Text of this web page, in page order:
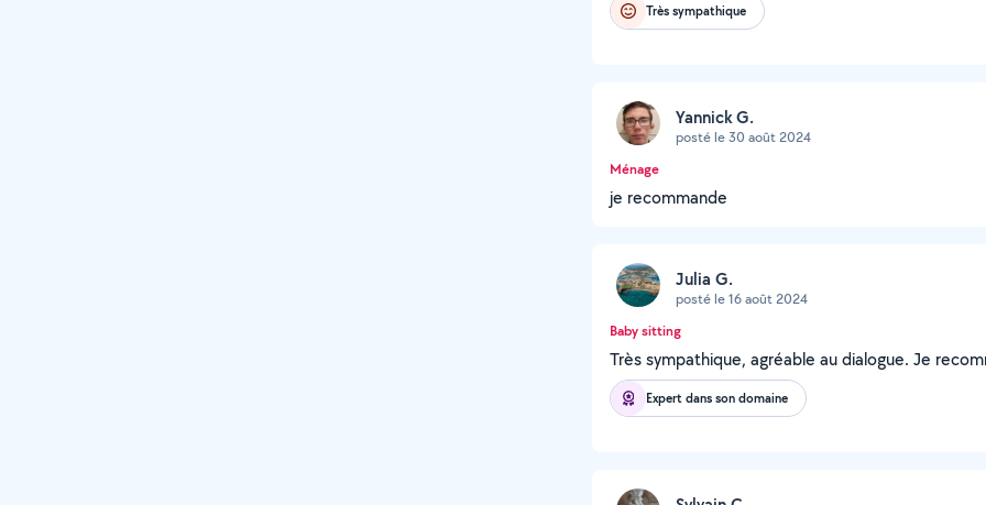
Très sympathique
Yannick G.
posté le 30 août 2024
Ménage
je recommande
Julia G.
posté le 16 août 2024
Baby sitting
Très sympathique, agréable au dialogue. Je
Expert dans son domaine